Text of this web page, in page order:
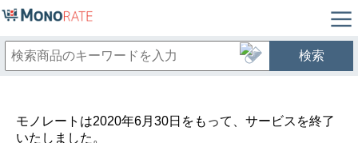
検索
モノレートは2020年6月30日をもって、サービスを終了
いたしました。